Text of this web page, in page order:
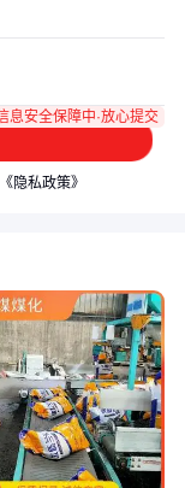
息安全保障中·放心提交
《隐私政策》